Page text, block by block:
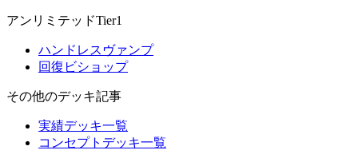
アンリミテッドTier1
ハンドレスヴァンプ
回復ビショップ
その他のデッキ記事
実績デッキ一覧
コンセプトデッキ一覧